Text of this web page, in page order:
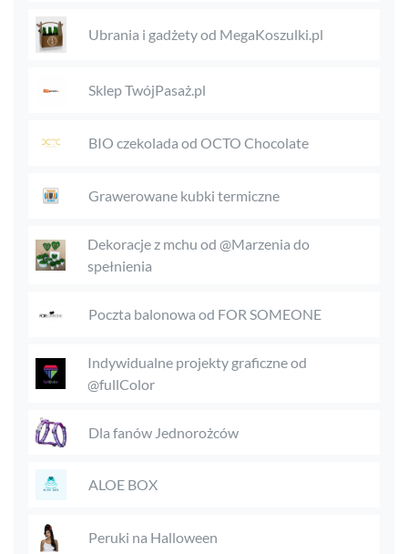
Ubrania i gadżety od MegaKoszulki.pl
Sklep TwójPasaż.pl
BIO czekolada od OCTO Chocolate
Grawerowane kubki termiczne
Dekoracje z mchu od @Marzenia do
spełnienia
Poczta balonowa od FOR SOMEONE
Indywidualne projekty graficzne od
@fullColor
Dla fanów Jednorożców
ALOE BOX
Peruki na Halloween